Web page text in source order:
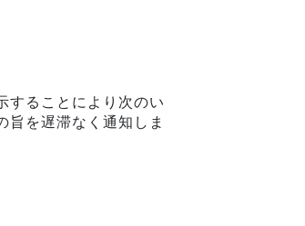
することにより次のい
を遅滞なく通知しま